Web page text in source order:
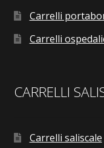
Carrelli
Carrelli
CARRELLI
Carrelli saliscale